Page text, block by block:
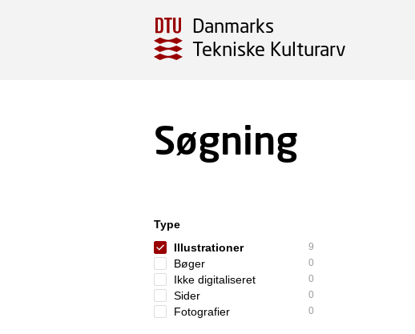
Danmarks
Tekniske Kulturarv
Søgning
Type
Illustrationer
9
Bøger 0
Ikke digitaliseret 0
Sider 0
Fotografier 0